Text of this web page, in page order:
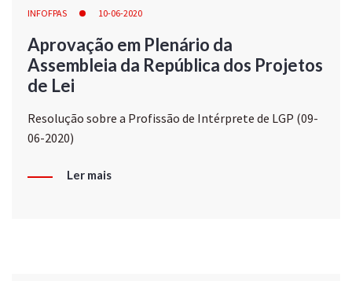
INFOFPAS 10-06-2020
Aprovação em Plenário da
Assembleia da República dos Projetos
de Lei
Resolução sobre a Profissão de Intérprete de LGP (09-
06-2020)
Ler mais